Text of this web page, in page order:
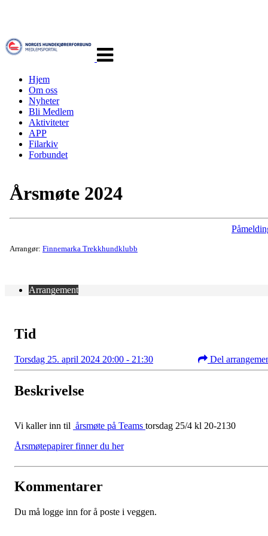
navigasjon
Hjem
Om oss
Nyheter
Bli Medlem
Aktiviteter
APP
Filarkiv
Forbundet
Årsmøte 2024
Arrangør: Finnemarka Trekkhundklubb
Arrangement
Tid
Torsdag 25. april 2024 20:00 - 21:30 Del
Beskrivelse
Vi kaller inn til årsmøte på Teams torsdag 25/4 kl 20-2130
Årsmøtepapirer finner du her
Kommentarer
Du må logge inn for å poste i veggen.